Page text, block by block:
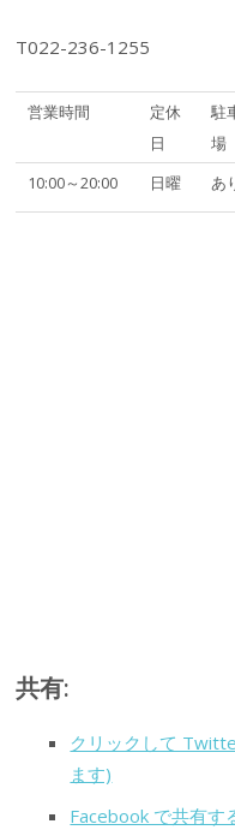
T022-236-1255
営業時間
定休
日
駐
場
10:00～20:00
日曜 あ
共有:
クリックして
ます)
Facebook で共有す